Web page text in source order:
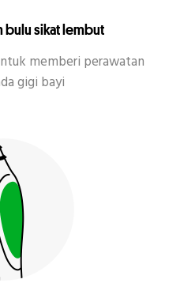
bulu sikat lembut
memberi perawatan
gigi bayi